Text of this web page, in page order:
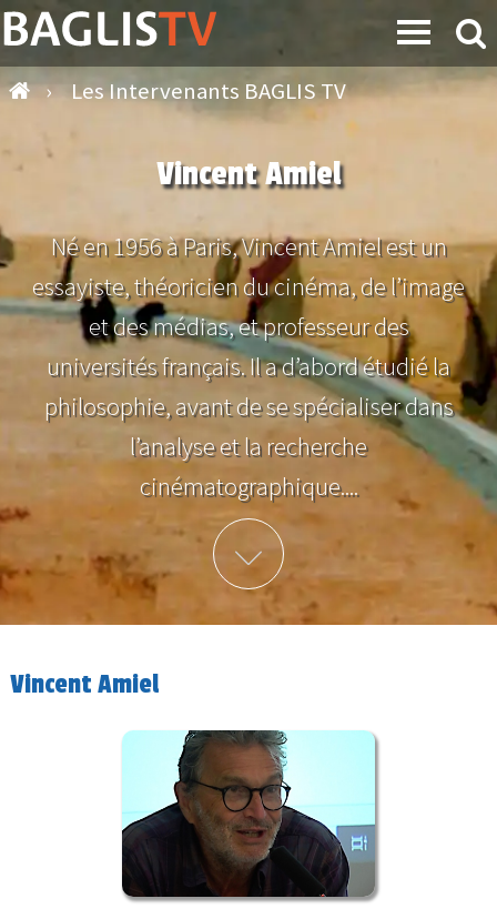
› Les Intervenants BAGLIS TV
Vincent Amiel
Né en 1956 à Paris, Vincent Amiel est un
essayiste, théoricien du cinéma, de l’image
et des médias, et professeur des
universités français. Il a d’abord étudié la
philosophie, avant de se spécialiser dans
l’analyse et la recherche
cinématographique....
Vincent Amiel